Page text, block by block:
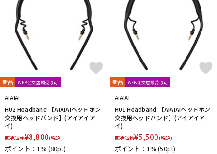
新品 WEB注文店頭受取可
AIAIAI
H02 Headband 【AIAIAIヘッドホン
交換用ヘッドバンド】(アイアイア
イ)
販売価格¥8,800(税込)
ポイント：1% (80pt)
新品 WEB注文店頭受取可
AIAIAI
H01 Headband 【AIAIAIヘッドホン
交換用ヘッドバンド】(アイアイア
イ)
販売価格¥5,500(税込)
ポイント：1%(50pt)